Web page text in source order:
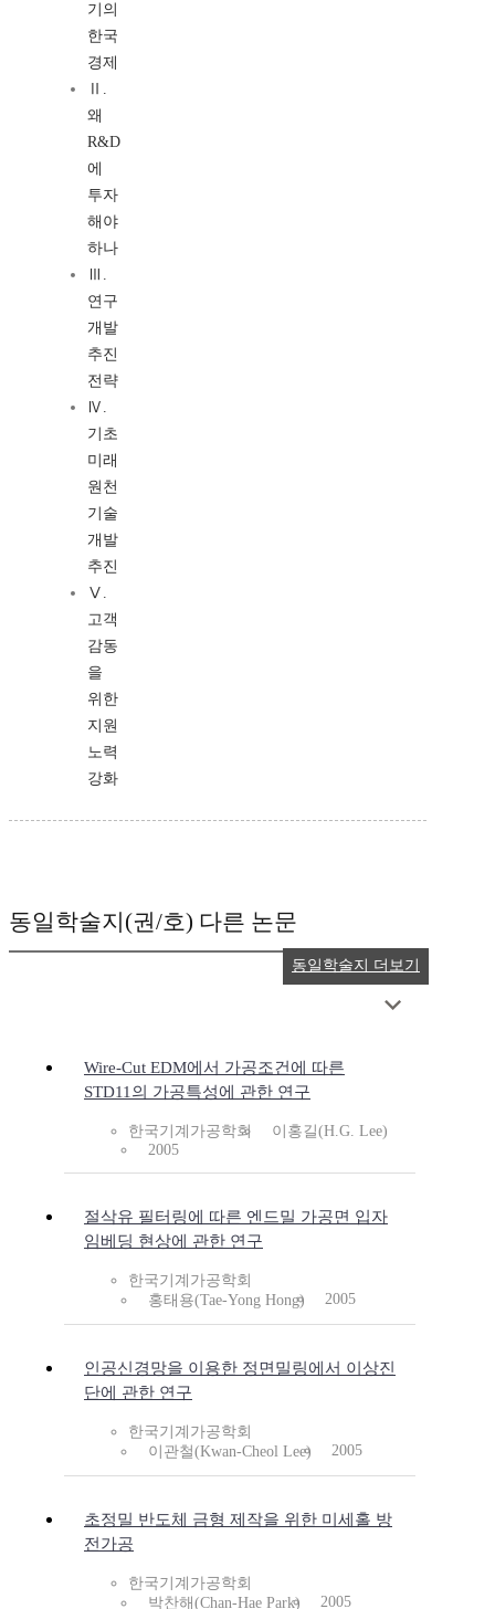
기의
한국
경제
Ⅱ.
왜
R&D
에
투자
해야
하나
Ⅲ.
연구
개발
추진
전략
Ⅳ.
기초
미래
원천
기술
개발
추진
Ⅴ.
고객
감동
을
위한
지원
노력
강화
동일학술지(권/호) 다른 논문
Wire-Cut EDM에서 가공조건에 따른
STD11의 가공특성에 관한 연구
한국기계가공학회
이홍길(H.G. Lee)
2005
절삭유 필터링에 따른 엔드밀 가공면 입자
임베딩 현상에 관한 연구
한국기계가공학회
홍태용(Tae-Yong Hong)
2005
인공신경망을 이용한 정면밀링에서 이상진
단에 관한 연구
한국기계가공학회
이관철(Kwan-Cheol Lee)
2005
초정밀 반도체 금형 제작을 위한 미세홀 방
전가공
한국기계가공학회
박찬해(Chan-Hae Park)
2005
동일학술지 더보기